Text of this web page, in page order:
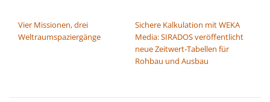
Vier Missionen, drei
Weltraumspaziergänge
Sichere Kalkulation mit WEKA
Media: SIRADOS veröffentlicht
neue Zeitwert-Tabellen für
Rohbau und Ausbau